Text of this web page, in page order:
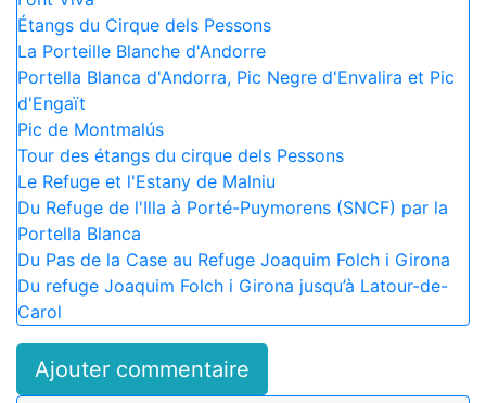
Étangs du Cirque dels Pessons
La Porteille Blanche d'Andorre
Portella Blanca d'Andorra, Pic Negre d'Envalira et Pic
d'Engaït
Pic de Montmalús
Tour des étangs du cirque dels Pessons
Le Refuge et l'Estany de Malniu
Du Refuge de l'Illa à Porté-Puymorens (SNCF) par la
Portella Blanca
Du Pas de la Case au Refuge Joaquim Folch i Girona
Du refuge Joaquim Folch i Girona jusqu’à Latour-de-
Carol
Ajouter commentaire